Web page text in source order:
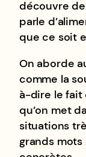
découvre
parle
que ce soit
On aborde
comme la
à-dire le fait
qu’on met
situations
grands